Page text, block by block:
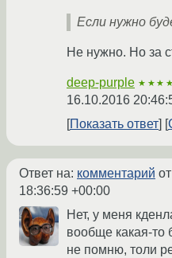
Если нужно
Не нужно. Но за
deep-purple
16.10.2016
Показать ответ
Ответ на: комментарий
18:36:59 +00:00
Нет, у меня
вообще какая-то
не помню, толи